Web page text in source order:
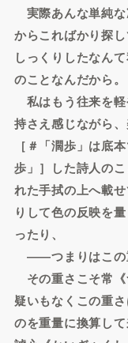
実際あんな単純
からこればかり探
しっくりしたなん
のことなんだから。
私はもう往来を
持さえ感じながら
［＃「濶歩」は底
歩」］した詩人の
れた手拭の上へ載
りして色の反映を
ったり、
――つまりはこ
その重さこそ常《
疑いもなくこの重
のを重量に換算し